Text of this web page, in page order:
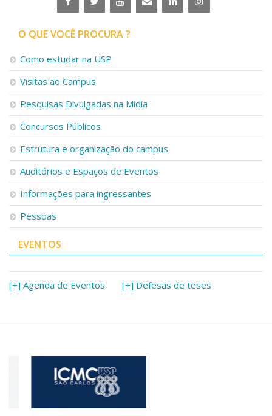
O QUE VOCÊ PROCURA ?
Como estudar na USP
Visitas ao Campus
Pesquisas Divulgadas na Mídia
Concursos Públicos
Estrutura e organização do campus
Auditórios e Espaços de Eventos
Informações para ingressantes
Pessoas
EVENTOS
[+] Agenda de Eventos [+] Defesas de teses